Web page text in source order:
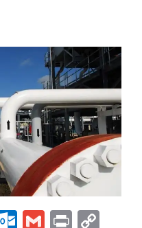
Gmail
Print